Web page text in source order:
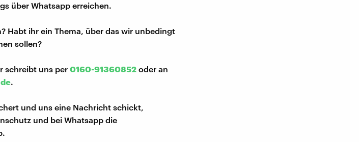
über Whatsapp erreichen.
Habt ihr ein Thema, über das wir unbedingt
sollen?
schreibt uns per 0160-91360852 oder an
.
und uns eine Nachricht schickt,
und bei Whatsapp die